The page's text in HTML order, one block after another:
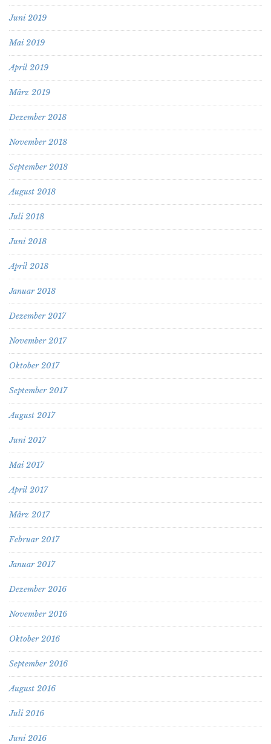
Juni 2019
Mai 2019
April 2019
März 2019
Dezember 2018
November 2018
September 2018
August 2018
Juli 2018
Juni 2018
April 2018
Januar 2018
Dezember 2017
November 2017
Oktober 2017
September 2017
August 2017
Juni 2017
Mai 2017
April 2017
März 2017
Februar 2017
Januar 2017
Dezember 2016
November 2016
Oktober 2016
September 2016
August 2016
Juli 2016
Juni 2016